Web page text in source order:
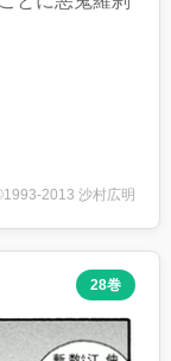
2013 沙村広明
28巻